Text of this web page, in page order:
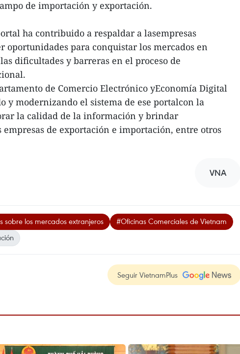
de importación y exportación.
ha contribuido a respaldar a lasempresas
oportunidades para conquistar los mercados en
dificultades y barreras en el proceso de
de Comercio Electrónico yEconomía Digital
y modernizando el sistema de ese portalcon la
la calidad de la información y brindar
empresas de exportación e importación, entre otros
VNA
sobre los mercados extranjeros
#Oficinas Comerciales de Vietnam
Seguir VietnamPlus